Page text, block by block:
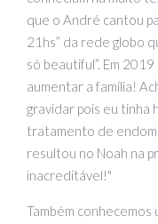
que o André cantou
21hs” da rede globo
só beautiful”. Em
aumentar a família!
gravidar pois eu tinha
tratamento de
resultou no Noah na
inacreditável!"
Também conhecemos